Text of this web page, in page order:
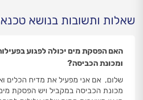
שאלות ותשובות בנושא
האם הפסקת מים יכולה לפגוע
ומכונת הכביסה?
שלום, אם אני מפעיל את מדיח הכלים
מכונת הכביסה במקביל ויש הפסקת